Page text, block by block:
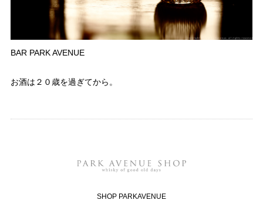
BAR PARK AVENUE
お酒は２０歳を過ぎてから。
SHOP PARKAVENUE